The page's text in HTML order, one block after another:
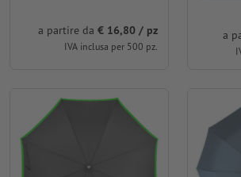
a partire da € 16,80 / pz
IVA inclusa per 500 pz.
a